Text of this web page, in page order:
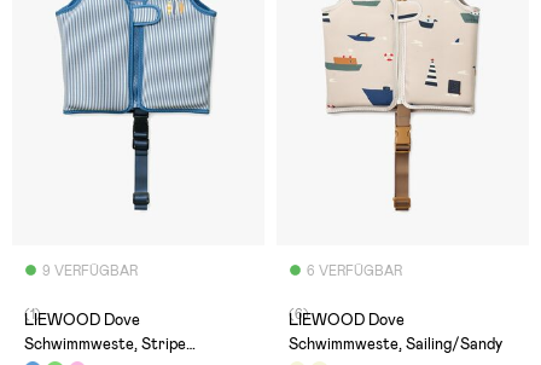
9 VERFÜGBAR
(1)
LIEWOOD Dove
Schwimmweste, Stripe
6 VERFÜGBAR
(6)
LIEWOOD Dove
Schwimmweste, Sailing/Sandy